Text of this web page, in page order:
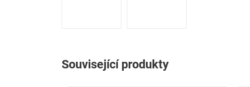
Související produkty